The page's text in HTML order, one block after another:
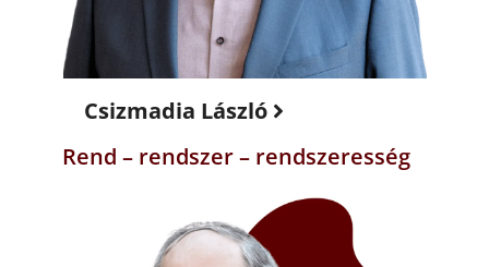
Csizmadia László
Rend – rendszer – rendszeresség